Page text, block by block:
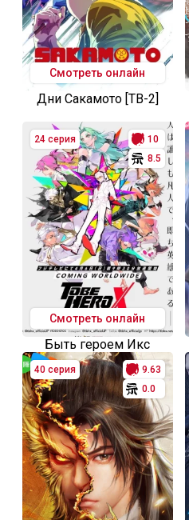
Смотреть онлайн
Дни Сакамото [ТВ-2]
24 серия
10
8.5
Смотреть онлайн
Быть героем Икс
40 серия
9.63
0.0